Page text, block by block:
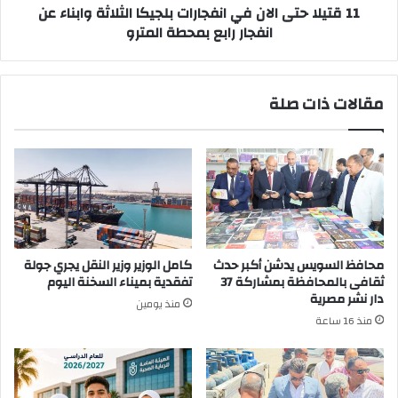
بمحطة
11 قتيلا حتى الان في انفجارات بلجيكا الثلاثة وابناء عن
انفجار رابع بمحطة المترو
مقالات ذات صلة
محافظ السويس يدشن أكبر حدث
ثقافى بالمحافظة بمشاركة 37
دار نشر مصرية
منذ 16 ساعة
كامل الوزير وزير النقل يجري جولة
تفقدية بميناء السخنة اليوم
منذ يومين